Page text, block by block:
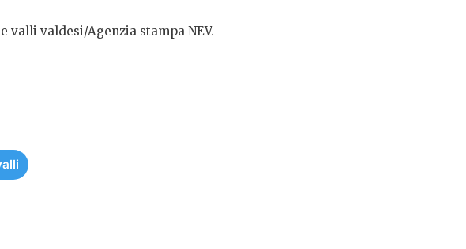
valli valdesi/Agenzia stampa NEV.